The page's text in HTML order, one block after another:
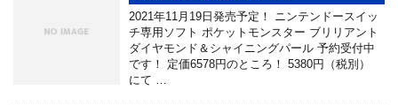
2021年11月19日発売予定！ ニンテンドースイッ
チ専用ソフト ポケットモンスター ブリリアント
ダイヤモンド＆シャイニングパール 予約受付中
です！ 定価6578円のところ！ 5380円（税別）
にて …